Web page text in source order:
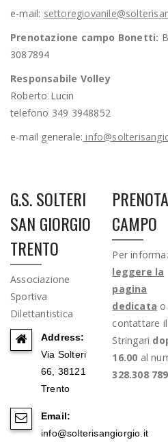
e-mail:
Prenotazione campo Bonetti:
3087894
Responsabile Volley
Roberto Lucin
telefono 349 3948852
e-mail generale:
G.S. SOLTERI
SAN GIORGIO
TRENTO
Associazione
Sportiva
Dilettantistica
Address:
Via Solteri
66, 38121
Trento
Email:
info@solterisangiorgio.it
PRENOTA
CAMPO
Per
leggere la
pagina
dedicata o
contattare il
Stringari
16.00 al
328.308